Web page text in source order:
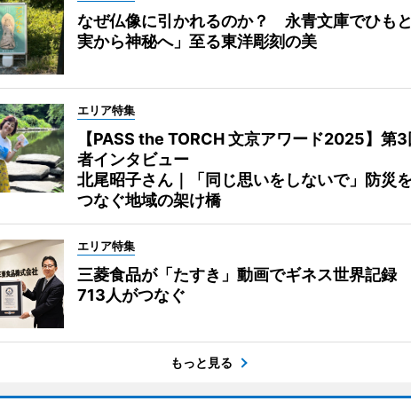
なぜ仏像に引かれるのか？ 永青文庫でひも
実から神秘へ」至る東洋彫刻の美
エリア特集
【PASS the TORCH 文京アワード2025】第3
者インタビュー
北尾昭子さん｜「同じ思いをしないで」防災
つなぐ地域の架け橋
エリア特集
三菱食品が「たすき」動画でギネス世界記録
713人がつなぐ
もっと見る